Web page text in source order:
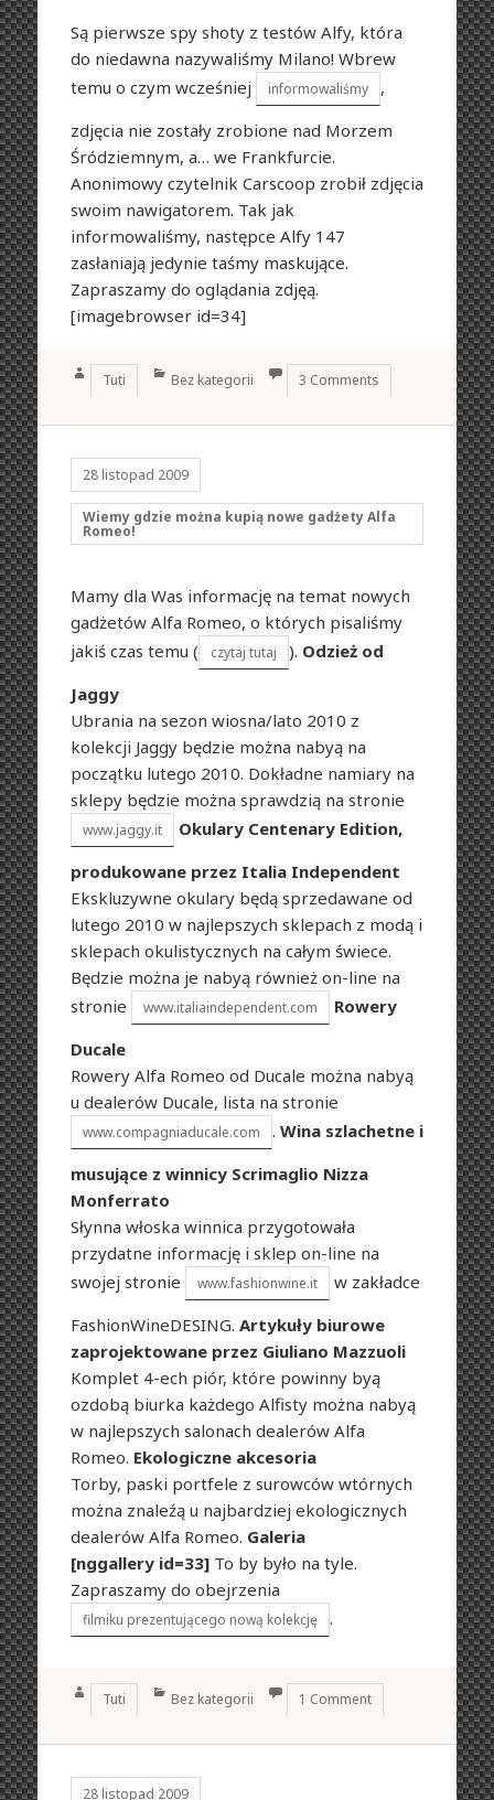
Są pierwsze spy shoty z testów Alfy, która
do niedawna nazywaliśmy Milano! Wbrew
temu o czym wcześniej
informowaliśmy
,
zdjęcia nie zostały zrobione nad Morzem
Śródziemnym, a… we Frankfurcie.
Anonimowy czytelnik Carscoop zrobił zdjęcia
swoim nawigatorem. Tak jak
informowaliśmy, następce Alfy 147
zasłaniają jedynie taśmy maskujące.
Zapraszamy do oglądania zdjęą.
[imagebrowser id=34]
Author
Tuti Categories
Bez kategorii 3 Comments
28 listopad 2009
Wiemy gdzie można kupią nowe gadżety Alfa
Romeo!
Mamy dla Was informację na temat nowych
gadżetów Alfa Romeo, o których pisaliśmy
jakiś czas temu (
czytaj tutaj ). Odzież od
Jaggy
Ubrania na sezon wiosna/lato 2010 z
kolekcji Jaggy będzie można nabyą na
początku lutego 2010. Dokładne namiary na
sklepy będzie można sprawdzią na stronie
www.jaggy.it
Okulary Centenary Edition,
produkowane przez Italia Independent
Ekskluzywne okulary będą sprzedawane od
lutego 2010 w najlepszych sklepach z modą i
sklepach okulistycznych na całym świece.
Będzie można je nabyą również on-line na
stronie
www.italiaindependent.com
Rowery
Ducale
Rowery Alfa Romeo od Ducale można nabyą
u dealerów Ducale, lista na stronie
www.compagniaducale.com . Wina szlachetne i
musujące z winnicy Scrimaglio Nizza
Monferrato
Słynna włoska winnica przygotowała
przydatne informację i sklep on-line na
swojej stronie
www.fashionwine.it
w zakładce
FashionWineDESING. Artykuły biurowe
zaprojektowane przez Giuliano Mazzuoli
Komplet 4-ech piór, które powinny byą
ozdobą biurka każdego Alfisty można nabyą
w najlepszych salonach dealerów Alfa
Romeo. Ekologiczne akcesoria
Torby, paski portfele z surowców wtórnych
można znaleźą u najbardziej ekologicznych
dealerów Alfa Romeo. Galeria
[nggallery id=33]To by było na tyle.
Zapraszamy do obejrzenia
filmiku prezentującego nową kolekcję .
Author
Tuti Categories
Bez kategorii 1 Comment
28 listopad 2009